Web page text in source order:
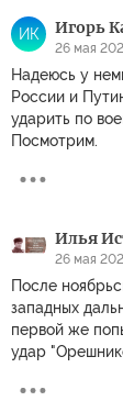
ИК Игорь
26 мая
Надеюсь у
России и
ударить по
Посмотрим.
Илья
26 мая
После
западных
первой же
удар